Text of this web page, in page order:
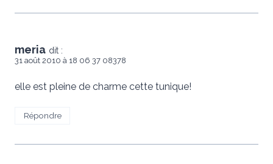
meria dit :
31 août 2010 à 18 06 37 08378
elle est pleine de charme cette tunique!
Répondre